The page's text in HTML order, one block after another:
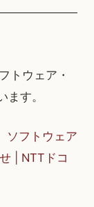
トウェア・
す。
ソフトウェア
| NTTドコ